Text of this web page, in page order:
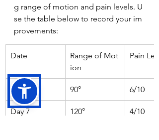
g range of motion and pain levels. U
se the table below to record your im
provements:
Date
Range of Mot
ion
Pain
Day 1 90° 6/10
Day 7 120° 4/10